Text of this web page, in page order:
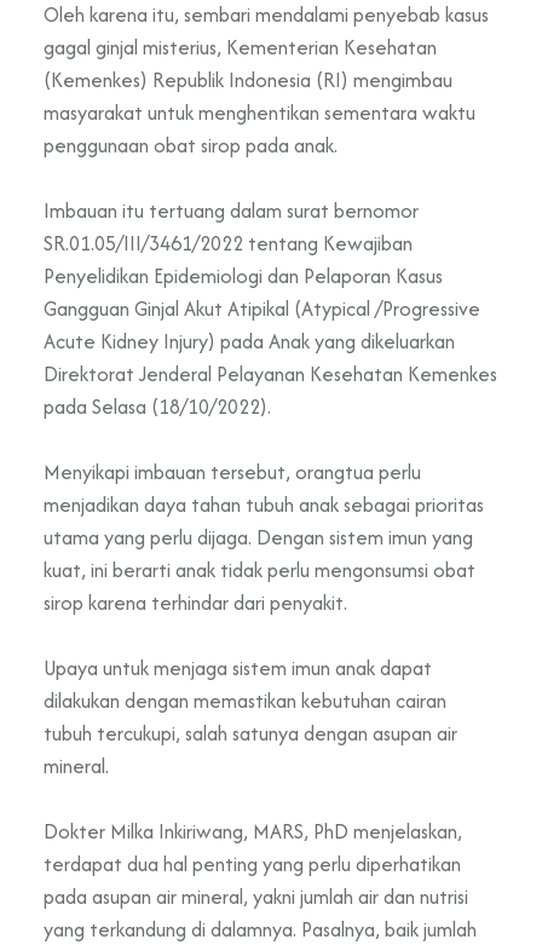
Oleh karena itu, sembari mendalami penyebab kasus
gagal ginjal misterius, Kementerian Kesehatan
(Kemenkes) Republik Indonesia (RI) mengimbau
masyarakat untuk menghentikan sementara waktu
penggunaan obat sirop pada anak.
Imbauan itu tertuang dalam surat bernomor
SR.01.05/III/3461/2022 tentang Kewajiban
Penyelidikan Epidemiologi dan Pelaporan Kasus
Gangguan Ginjal Akut Atipikal (Atypical /Progressive
Acute Kidney Injury) pada Anak yang dikeluarkan
Direktorat Jenderal Pelayanan Kesehatan Kemenkes
pada Selasa (18/10/2022).
Menyikapi imbauan tersebut, orangtua perlu
menjadikan daya tahan tubuh anak sebagai prioritas
utama yang perlu dijaga. Dengan sistem imun yang
kuat, ini berarti anak tidak perlu mengonsumsi obat
sirop karena terhindar dari penyakit.
Upaya untuk menjaga sistem imun anak dapat
dilakukan dengan memastikan kebutuhan cairan
tubuh tercukupi, salah satunya dengan asupan air
mineral.
Dokter Milka Inkiriwang, MARS, PhD menjelaskan,
terdapat dua hal penting yang perlu diperhatikan
pada asupan air mineral, yakni jumlah air dan nutrisi
yang terkandung di dalamnya. Pasalnya, baik jumlah